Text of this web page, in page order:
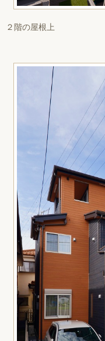
２階の屋根上